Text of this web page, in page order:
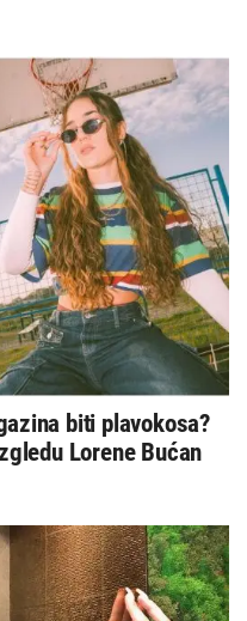
biti plavokosa?
Lorene Bućan